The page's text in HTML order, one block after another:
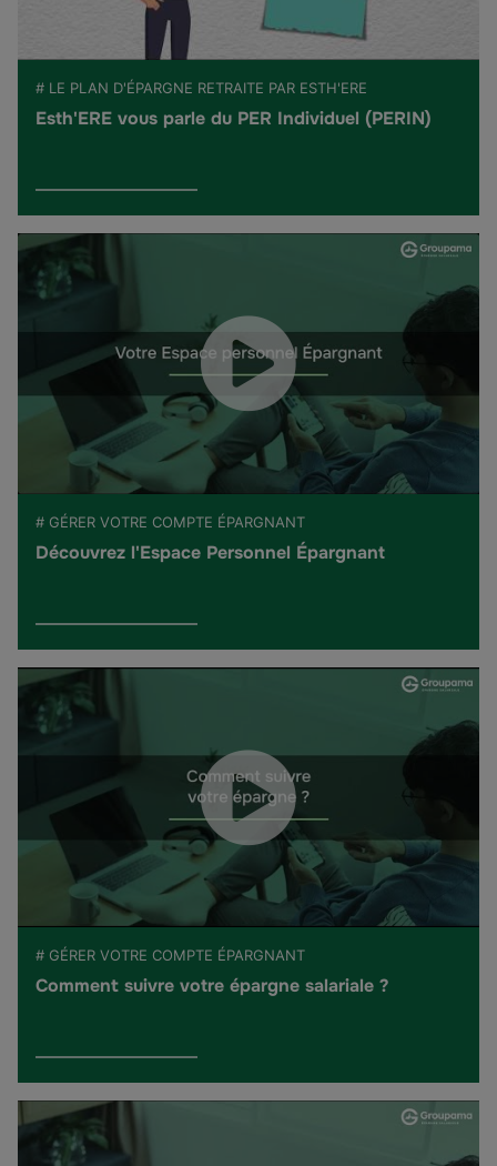
# LE PLAN D'ÉPARGNE RETRAITE PAR ESTH'ERE
Esth'ERE vous parle du PER Individuel (PERIN)
# GÉRER VOTRE COMPTE ÉPARGNANT
Découvrez l'Espace Personnel Épargnant
# GÉRER VOTRE COMPTE ÉPARGNANT
Comment suivre votre épargne salariale ?